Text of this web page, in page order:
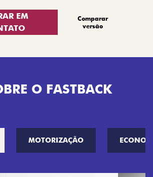
EM
Comparar
versão
O FASTBACK
MOTORIZAÇÃO